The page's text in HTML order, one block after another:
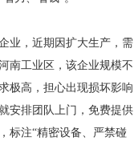
业，近期因扩大生产，需
南工业区，该企业规模不
极高，担心出现损坏影响
安排团队上门，免费提供
标注“精密设备、严禁碰